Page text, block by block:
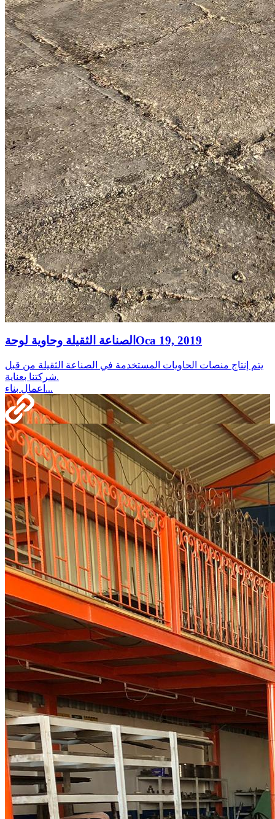
الصناعة الثقيلة وحاوية لوحة Oca 19, 2019
يتم إنتاج منصات الحاويات المستخدمة في الصناعة الثقيلة من قبل
شركتنا بعناية.
اعمال بناء...